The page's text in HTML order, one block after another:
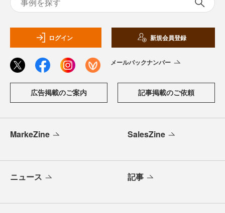
ログイン 新規会員登録
メールバックナンバー
広告掲載のご案内 記事掲載のご依頼
MarkeZine SalesZine
ニュース 記事